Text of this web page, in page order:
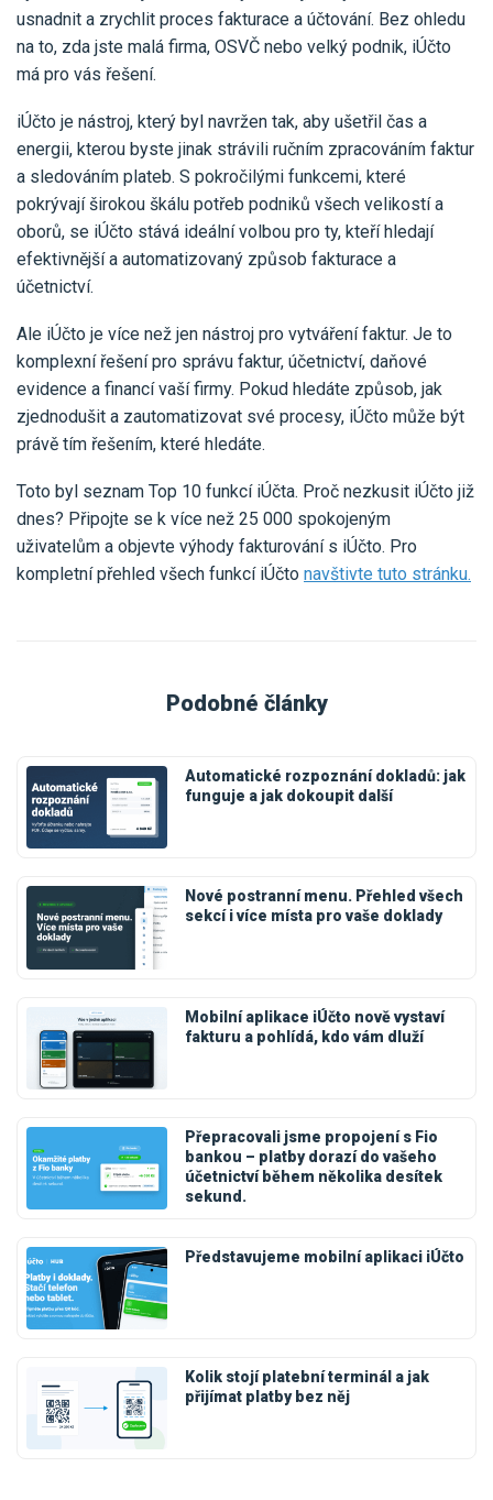
usnadnit a zrychlit proces fakturace a účtování. Bez ohledu
na to, zda jste malá firma, OSVČ nebo velký podnik, iÚčto
má pro vás řešení.
iÚčto je nástroj, který byl navržen tak, aby ušetřil čas a
energii, kterou byste jinak strávili ručním zpracováním faktur
a sledováním plateb. S pokročilými funkcemi, které
pokrývají širokou škálu potřeb podniků všech velikostí a
oborů, se iÚčto stává ideální volbou pro ty, kteří hledají
efektivnější a automatizovaný způsob fakturace a
účetnictví.
Ale iÚčto je více než jen nástroj pro vytváření faktur. Je to
komplexní řešení pro správu faktur, účetnictví, daňové
evidence a financí vaší firmy. Pokud hledáte způsob, jak
zjednodušit a zautomatizovat své procesy, iÚčto může být
právě tím řešením, které hledáte.
Toto byl seznam Top 10 funkcí iÚčta. Proč nezkusit iÚčto již
dnes? Připojte se k více než 25 000 spokojeným
uživatelům a objevte výhody fakturování s iÚčto. Pro
kompletní přehled všech funkcí iÚčto navštivte tuto stránku.
Podobné články
Automatické rozpoznání dokladů: jak
funguje a jak dokoupit další
Nové postranní menu. Přehled všech
sekcí i více místa pro vaše doklady
Mobilní aplikace iÚčto nově vystaví
fakturu a pohlídá, kdo vám dluží
Přepracovali jsme propojení s Fio
bankou – platby dorazí do vašeho
účetnictví během několika desítek
sekund.
Představujeme mobilní aplikaci iÚčto
Kolik stojí platební terminál a jak
přijímat platby bez něj